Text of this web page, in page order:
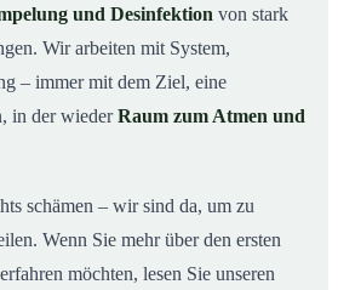
und Desinfektion von stark
Wir arbeiten mit System,
– immer mit dem Ziel, eine
in der wiederRaum zum Atmen und
schämen – wir sind da, um zu
Wenn Sie mehr über den ersten
möchten, lesen Sie unseren